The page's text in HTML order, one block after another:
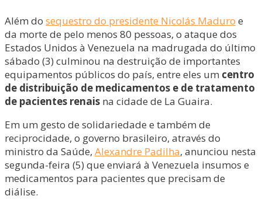
Além do sequestro do presidente Nicolás Maduro e
da morte de pelo menos 80 pessoas, o ataque dos
Estados Unidos à Venezuela na madrugada do último
sábado (3) culminou na destruição de importantes
equipamentos públicos do país, entre eles um centro
de distribuição de medicamentos e de tratamento
de pacientes renais na cidade de La Guaira.
Em um gesto de solidariedade e também de
reciprocidade, o governo brasileiro, através do
ministro da Saúde, Alexandre Padilha, anunciou nesta
segunda-feira (5) que enviará à Venezuela insumos e
medicamentos para pacientes que precisam de
diálise.